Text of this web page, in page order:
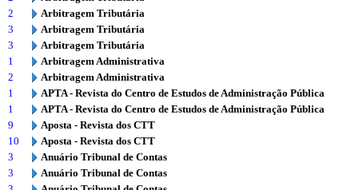
2
Arbitragem Tributária
3
Arbitragem Tributária
3
Arbitragem Tributária
1
Arbitragem Administrativa
2
Arbitragem Administrativa
1
APTA - Revista do Centro de Estudos de Administração Pública
1
APTA - Revista do Centro de Estudos de Administração Pública
9
Aposta - Revista dos CTT
10
Aposta - Revista dos CTT
3
Anuário Tribunal de Contas
3
Anuário Tribunal de Contas